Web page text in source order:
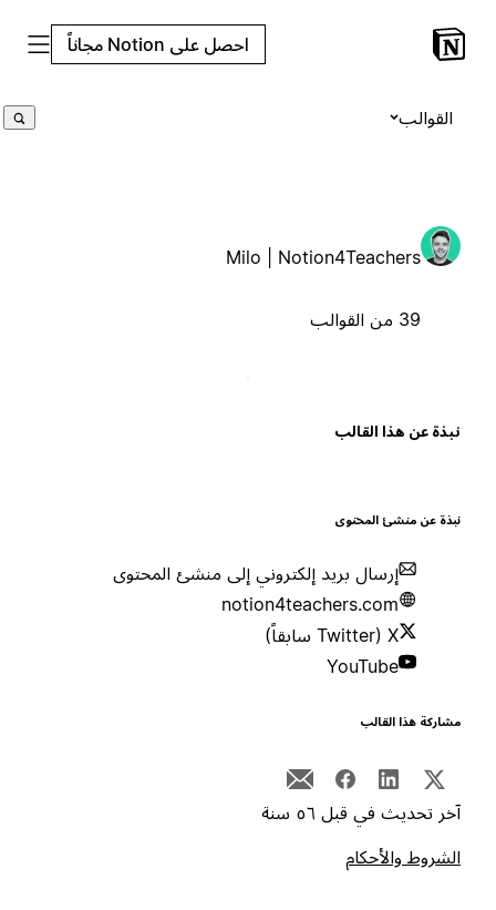
احصل على Notion مجاناً
القوالب
Milo | Notion4Teachers
عن هذا القالب
عن منشئ المحتوى
إرسال بريد إلكتروني إلى منشئ المحتوى
notion4teachers.com
YouTube
هذا القالب
تحديث في قبل ٥٦ سنة
والأحكام